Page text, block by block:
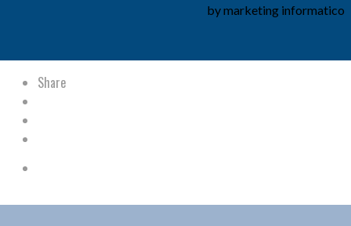
by marketing informatico
Share